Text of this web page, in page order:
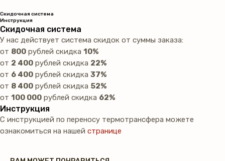
Скидочная система
Инструкция
Скидочная система
У нас действует система скидок от суммы заказа:
от 800 рублей скидка 10%
от 2 400 рублей скидка 22%
от 6 400 рублей скидка 37%
от 8 400 рублей скидка 52%
от 100 000 рублей скидка 62%
Инструкция
С инструкцией по переносу термотрансфера можете
ознакомиться на нашей странице